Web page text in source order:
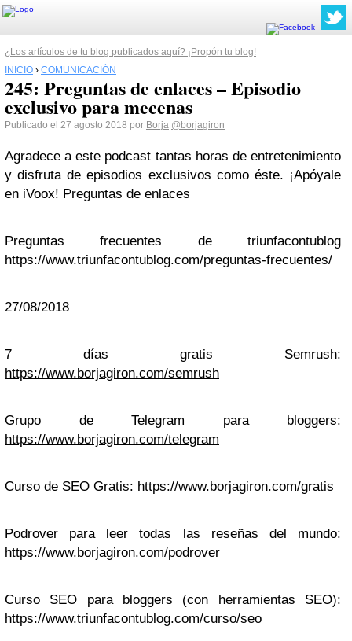
¿Los artículos de tu blog publicados aquí? ¡Propón tu blog!
INICIO › COMUNICACIÓN
245: Preguntas de enlaces – Episodio
exclusivo para mecenas
Publicado el 27 agosto 2018 por Borja @borjagiron
Agradece a este podcast tantas horas de entretenimiento
y disfruta de episodios exclusivos como éste. ¡Apóyale
en iVoox! Preguntas de enlaces
Preguntas frecuentes de triunfacontublog
https://www.triunfacontublog.com/preguntas-frecuentes/
27/08/2018
7 días gratis Semrush:
https://www.borjagiron.com/semrush
Grupo de Telegram para bloggers:
https://www.borjagiron.com/telegram
Curso de SEO Gratis: https://www.borjagiron.com/gratis
Podrover para leer todas las reseñas del mundo:
https://www.borjagiron.com/podrover
Curso SEO para bloggers (con herramientas SEO):
https://www.triunfacontublog.com/curso/seo